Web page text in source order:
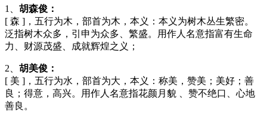
1、 胡森俊：
[ 森 ]，五行为木，部首为木，本义：本义为树木丛生繁密。
泛指树木众多，引申为众多、繁盛。用作人名意指富有生命
力、财源茂盛、成就辉煌之义；
2、 胡美俊：
[ 美 ]，五行为水，部首为大，本义：称美，赞美；美好；善
良；得意，高兴。用作人名意指花颜月貌 、赞不绝口、心地
善良。